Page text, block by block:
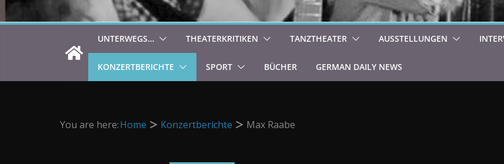
UNTERWEGS… THEATERKRITIKEN TANZTHEATER AUSSTELLUNGEN
KONZERTBERICHTE SPORT BÜCHER GERMAN DAILY NEWS
You are here:Home Konzertberichte Max Raabe